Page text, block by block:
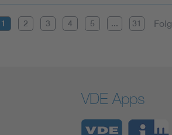
1 2 3 4 5 ... 31
VDE Apps